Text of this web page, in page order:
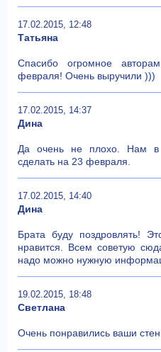
17.02.2015, 12:48
Татьяна
Спасибо огромное
февраля! Очень выручили )))
17.02.2015, 14:37
Дина
Да очень не плохо. Нам в
сделать на 23 февраля.
17.02.2015, 14:40
Дина
Брата буду поздровлять!
нравится. Всем советую
надо можно нужную
19.02.2015, 18:48
Светлана
Очень понравились ваши